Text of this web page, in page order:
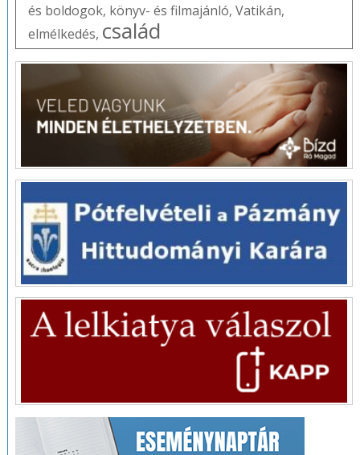
és boldogok, könyv- és filmajánló, Vatikán,
elmélkedés, család